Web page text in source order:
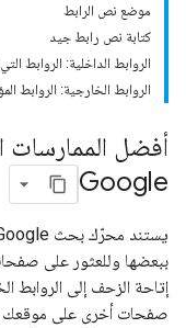
موضع نص الرابط
كتابة نص رابط جيد
الروابط الداخلية: الروابط
الروابط الخارجية: الروابط
أفضل الممارسات
Google
ببعضها وللعثور على
صفحات أخرى على موقعك